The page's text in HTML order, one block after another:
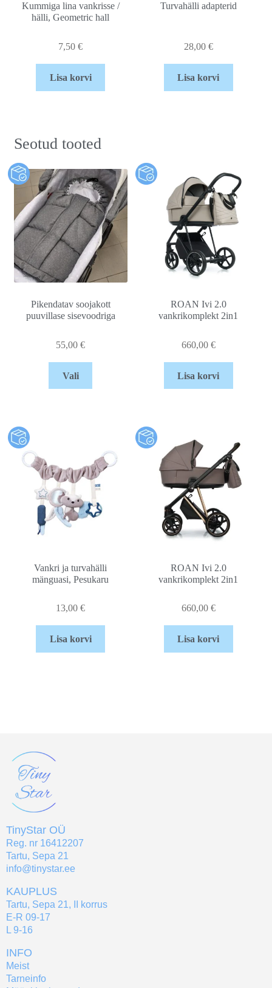
Kummiga lina vankrisse /
hälli, Geometric hall
7,50€
Lisa korvi
Turvahälli adapterid
28,00 €
Lisa korvi
Seotud tooted
Pikendatav soojakott
puuvillase sisevoodriga
55,00€
Vali
ROAN Ivi 2.0
vankrikomplekt 2in1
660,00 €
Lisa korvi
Vankri ja turvahälli
mänguasi, Pesukaru
13,00€
Lisa korvi
ROAN Ivi 2.0
vankrikomplekt 2in1
660,00 €
Lisa korvi
TinyStar OÜ
Reg. nr 16412207
Tartu, Sepa 21
info@tinystar.ee
KAUPLUS
Tartu, Sepa 21, II korrus
E-R 09-17
L 9-16
INFO
Meist
Tarneinfo